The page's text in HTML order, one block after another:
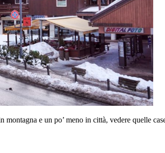
e un po’ meno in città, vedere quelle